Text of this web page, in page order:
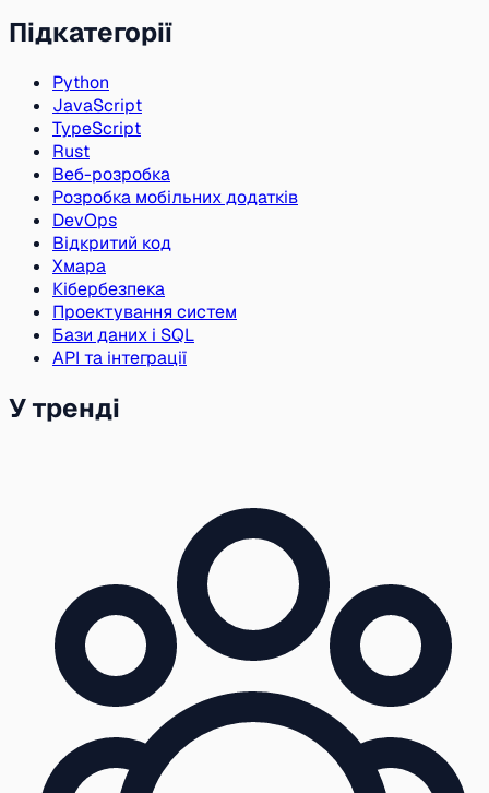
Підкатегорії
Python
JavaScript
TypeScript
Rust
Веб-розробка
Розробка мобільних додатків
DevOps
Відкритий код
Хмара
Кібербезпека
Проектування систем
Бази даних і SQL
API та інтеграції
У тренді